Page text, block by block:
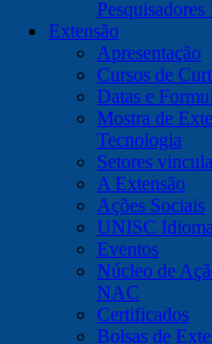
Pesquisadores
Extensão
Apresentação
Cursos de
Datas e
Mostra de
Tecnologia
Setores
A Extensão
Ações Sociais
UNISC
Eventos
Núcleo de
NAC
Certificados
Bolsas de